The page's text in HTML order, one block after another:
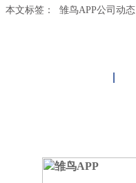
本文标签： 雏鸟APP公司动态